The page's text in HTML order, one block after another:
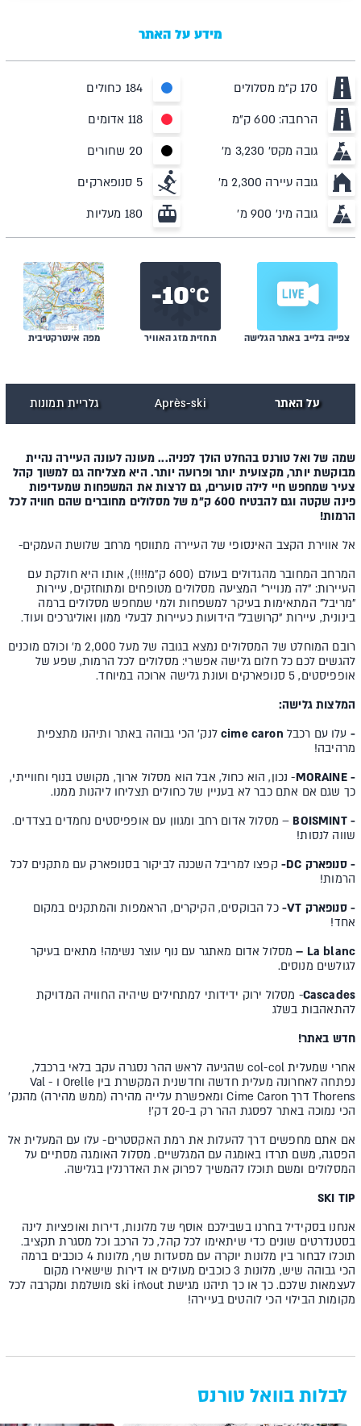
מידע על האתר
170 ק"מ מסלולים 184 כחולים
הרחבה: 600 ק"מ 118 אדומים
גובה מקס' 3,230 מ' 20 שחורים
גובה עיירה 2,300 מ' 5 סנופארקים
גובה מינ' 900 מ' 180 מעליות
צפייה בלייב באתר הגלישה
C°
10-
תחזית מזג האוויר מפה אינטרקטיבית
על האתר Après-ski גלריית תמונות
שמה של ואל טורנס בהחלט הולך לפניה... מעונה לעונה העיירה נהיית
מבוקשת יותר, מקצועית יותר ופרועה יותר. היא מצליחה גם למשוך קהל
צעיר שמחפש חיי לילה סוערים, גם לרצות את המשפחות שמעדיפות
פינה שקטה וגם להבטיח 600 ק"מ של מסלולים מחוברים שהם חוויה לכל
הרמות!
אל אווירת הקצב האינסופי של העיירה מתווסף מרחב שלושת העמקים-
המרחב המחובר מהגדולים בעולם (600 ק"מ!!!!), אותו היא חולקת עם
העיירות: "לה מנוייר" המציעה מסלולים מטופחים ומתוחזקים, עיירות
"מריבל" המתאימות בעיקר למשפחות ולמי שמחפש מסלולים ברמה
בינונית, עיירות "קרושבל" הידועות כעיירות לבעלי ממון ואוליגרכים ועוד.
רובם המוחלט של המסלולים נמצא בגובה של מעל 2,000 מ' וכולם מוכנים
להגשים לכם כל חלום גלישה אפשרי: מסלולים לכל הרמות, שפע של
אופפיסטים, 5 סנופארקים ועונת גלישה ארוכה במיוחד.
המלצות גלישה:
- עלו עם רכבל cime caron לנק' הכי גבוהה באתר ותיהנו מתצפית
מרהיבה!
- MORAINE
- נכון, הוא כחול, אבל הוא מסלול ארוך, מקושט בנוף וחווייתי,
כך שגם אם אתם כבר לא בעניין של כחולים תצליחו ליהנות ממנו.
- BOISMINT
– מסלול אדום רחב ומגוון עם אופפיסטים נחמדים בצדדים.
שווה לנסות!
- סנופארק DC
- קפצו למריבל השכנה לביקור בסנופארק עם מתקנים לכל
הרמות!
- סנופארק VT
- כל הבוקסים, הקיקרים, הראמפות והמתקנים במקום
אחד!
La blanc
–מסלול אדום מאתגר עם נוף עוצר נשימה! מתאים בעיקר
לגולשים מנוסים.
Cascades- מסלול ירוק ידידותי למתחילים שיהיה החוויה המדויקת
להתאהבות בשלג
חדש באתר!
אחרי שמעלית col-col שהגיעה לראש ההר נסגרה עקב בלאי ברכבל,
נפתחה לאחרונה מעלית חדשה וחדשנית המקשרת בין Orelle ו - Val
Thorens דרך Cime Caron ומאפשרת עלייה מהירה (ממש מהירה) מהנק'
הכי נמוכה באתר לפסגת ההר רק ב-20 דק'!
אם אתם מחפשים דרך להעלות את רמת האקסטרים- עלו עם המעלית אל
הפסגה, משם תרדו באומגה עם המגלשיים. מסלול האומגה מסתיים על
המסלולים ומשם תוכלו להמשיך לפרוק את האדרנלין בגלישה.
SKI TIP
אנחנו בסקידיל בחרנו בשבילכם אוסף של מלונות, דירות ואופציות לינה
בסטנדרטים שונים כדי שיתאימו לכל קהל, כל הרכב וכל מסגרת תקציב.
תוכלו לבחור בין מלונות יוקרה עם מסעדות שף, מלונות 4 כוכבים ברמה
הכי גבוהה שיש, מלונות 3 כוכבים מעולים או דירות שישאירו מקום
לעצמאות שלכם. כך או כך תיהנו מגישת ski in\out מושלמת ומקרבה לכל
מקומות הבילוי הכי לוהטים בעיירה!
לבלות בוואל טורנס